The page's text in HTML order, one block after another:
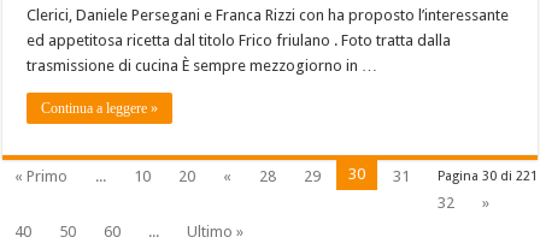
Clerici, Daniele Persegani e Franca Rizzi con ha proposto l’interessante
ed appetitosa ricetta dal titolo Frico friulano . Foto tratta dalla
trasmissione di cucina È sempre mezzogiorno in …
Continua a leggere »
Pagina 30 di 221
« Primo ... 10 20 « 28 29 30
31
32
»
40
50 60 ... Ultimo »